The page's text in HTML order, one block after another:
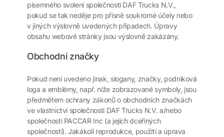
písemného svolení společnosti DAF Trucks N.V.,
pokud se tak neděje pro přísně soukromé účely nebo
v jiných výslovně uvedených případech. Úpravy
obsahu webové stránky jsou výslovně zakázány.
Obchodní značky
Pokud není uvedeno jinak, slogany, značky, podniková
loga a emblémy, např. níže zobrazované symboly, jsou
předmětem ochrany zákonů o obchodních značkách
ve vlastnictví společnosti DAF Trucks N.V. a/nebo
společnosti PACCAR Inc (a jejích dceřiných
společností). Jakákoli reprodukce, použití a úprava